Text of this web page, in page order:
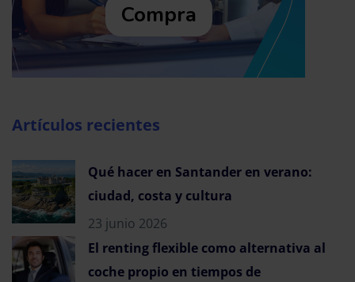
Compra
Artículos recientes
Qué hacer en Santander en verano:
ciudad, costa y cultura
23 junio 2026
El renting flexible como alternativa al
coche propio en tiempos de